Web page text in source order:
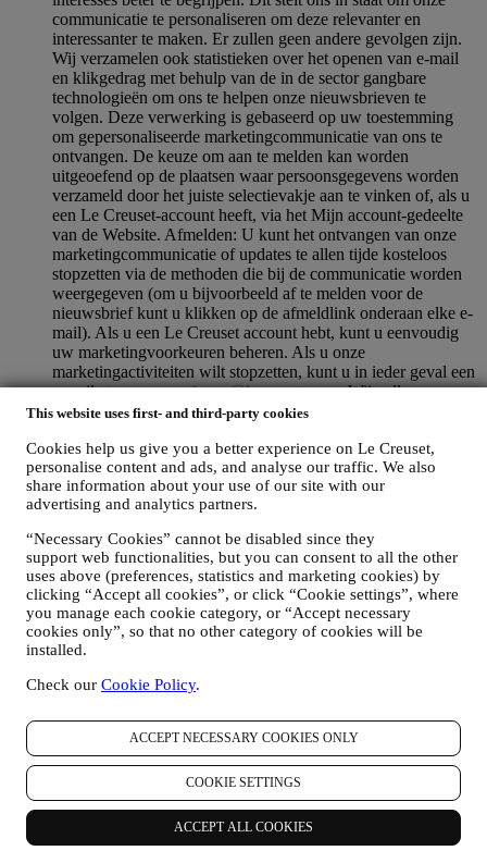
This website uses first- and third-party cookies
Cookies help us give you a better experience on Le Creuset,
personalise content and ads, and analyse our traffic. We also
share information about your use of our site with our
advertising and analytics partners.
“Necessary Cookies” cannot be disabled since they
support web functionalities, but you can consent to all the other
uses above (preferences, statistics and marketing cookies) by
clicking “Accept all cookies”, or click “Cookie settings”, where
you manage each cookie category, or “Accept necessary
cookies only”, so that no other category of cookies will be
installed.
Check our Cookie Policy.
ACCEPT NECESSARY COOKIES ONLY
COOKIE SETTINGS
ACCEPT ALL COOKIES
communicatie te personaliseren om deze relevanter en
interessanter te maken. Er zullen geen andere gevolgen zijn.
Wij verzamelen ook statistieken over het openen van e-mail
en klikgedrag met behulp van de in de sector gangbare
technologieën om ons te helpen onze nieuwsbrieven te
volgen. Deze verwerking is gebaseerd op uw toestemming
om gepersonaliseerde marketingcommunicatie van ons te
ontvangen. De keuze om aan te melden kan worden
uitgeoefend op de plaatsen waar persoonsgegevens worden
verzameld door het juiste selectievakje aan te vinken of, als u
een Le Creuset-account heeft, via het Mijn account-gedeelte
van de Website. Afmelden: U kunt het ontvangen van onze
marketingcommunicatie of updates te allen tijde kosteloos
stopzetten via de methoden die bij de communicatie worden
weergegeven (om u bijvoorbeeld af te melden voor de
nieuwsbrief kunt u klikken op de afmeldlink onderaan elke e-
mail). Als u een Le Creuset account hebt, kunt u eenvoudig
uw marketingvoorkeuren beheren. Als u onze
marketingactiviteiten wilt stopzetten, kunt u in ieder geval een
e-mail sturen naarprivacy@lecreuset.com. Wij zullen uw
afmelding zo spoedig mogelijk verwerken, maar in sommige
afmelding volledig is verwerkt.
Weet dat wij uw contactgegevens en andere
persoonsgegevens niet doorgeven of verkopen aan andere
bedrijven voor hun marketingdoeleinden.
TE PASSEN EN DE KLANTERVARING TE
VERBETEREN
Wij willen uw gegevens gebruiken om onze diensten en
aanbiedingen af te stemmen op uw behoeften en voorkeuren
om u een gepersonaliseerde Le Creuset-klantervaring te
bieden. Wij doen dit door uw gewoontes of interesses te
producten, uw interactie met ons op sociale media, welke
aanbiedingen u leest. Wij doen dit voornamelijk door en ook
in combinatie met uw gegevens en voorkeuren die worden
verzameld zodra u zich inschrijft voor onze gepersonaliseerde
marketingcommunicatie. Wij zullen deze informatie gebruiken
om onze advertenties op andere sites te beheren, toegang te
verlenen tot specifieke inhoud, de inhoud of de aanbiedingen
die u op de Website ziet aan te passen of, als u toestemming